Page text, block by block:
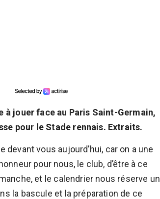
à jouer face au Paris Saint-Germain,
pour le Stade rennais. Extraits.
devant vous aujourd’hui, car on a une
pour nous, le club, d’être à ce
et le calendrier nous réserve un
la bascule et la préparation de ce